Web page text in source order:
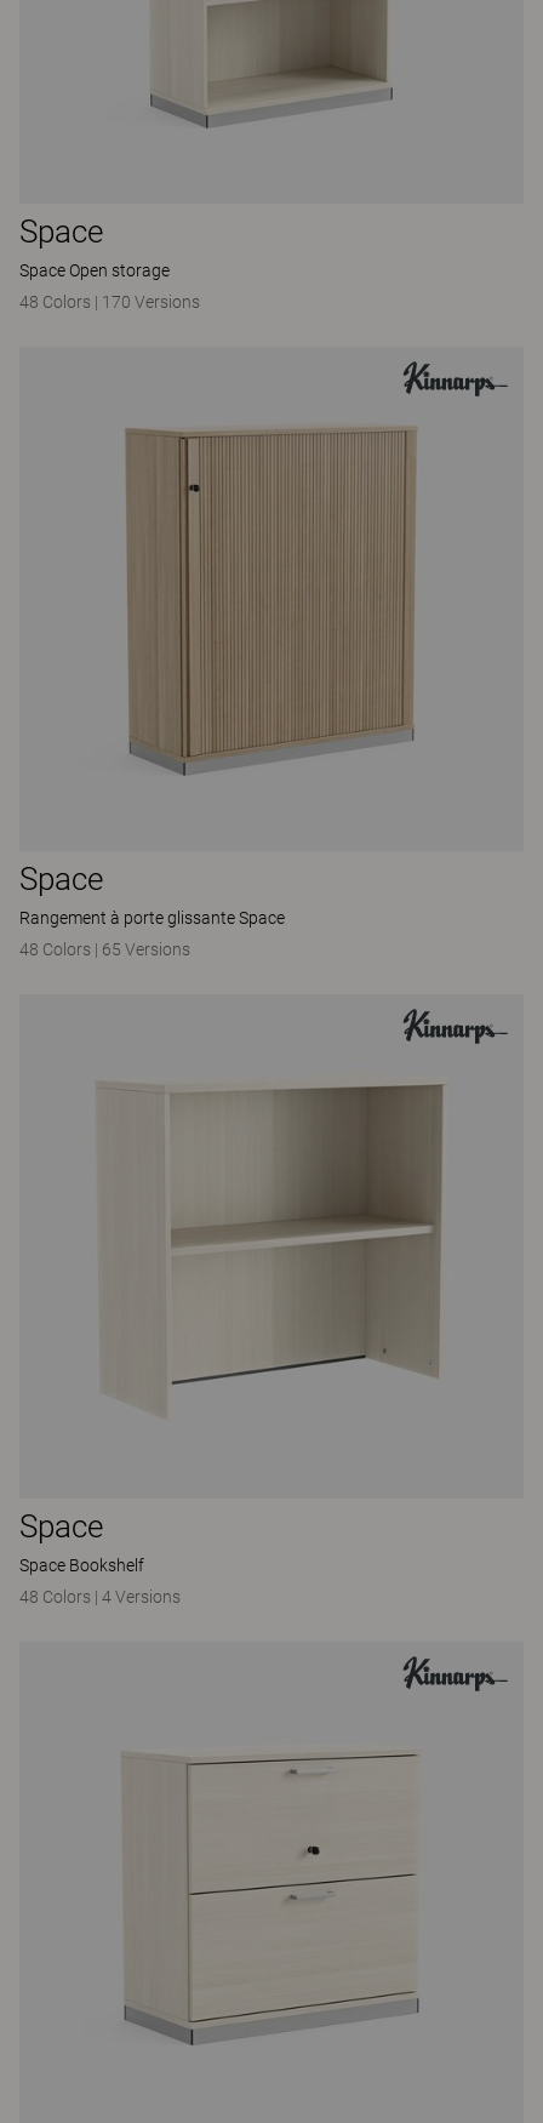
Space
Space Open storage
48 Colors | 170 Versions
Space
Rangement à porte glissante Space
48 Colors | 65 Versions
Space
Space Bookshelf
48 Colors | 4 Versions